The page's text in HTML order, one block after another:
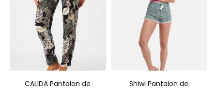
CALIDA Pantalon de
Shiwi Pantalon de